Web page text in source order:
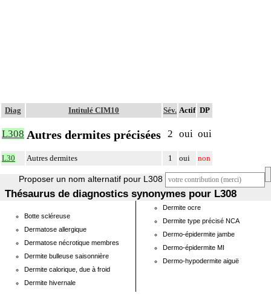
Diag Intitulé CIM10 Sév. Actif DP
L308 Autres dermites précisées 2 oui oui
L30 Autres dermites 1 oui non
Proposer un nom alternatif pour L308
Thésaurus de diagnostics synonymes pour L308
Botte scléreuse
Dermatose allergique
Dermatose nécrotique membres
Dermite bulleuse saisonnière
Dermite calorique, due à froid
Dermite hivernale
Dermite ocre
Dermite type précisé NCA
Dermo-épidermite jambe
Dermo-épidermite MI
Dermo-hypodermite aiguë